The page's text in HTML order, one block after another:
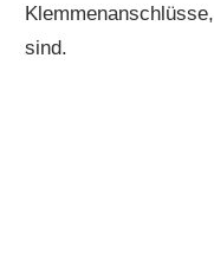
sind.